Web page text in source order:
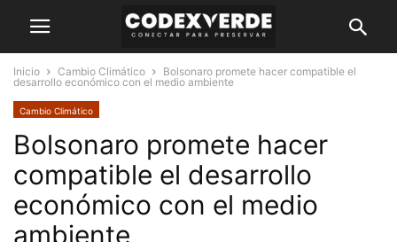
Inicio Cambio Climático
Bolsonaro promete hacer compatible el
desarrollo económico con el medio ambiente
Cambio Climático
Bolsonaro promete hacer
compatible el desarrollo
económico con el medio
ambiente